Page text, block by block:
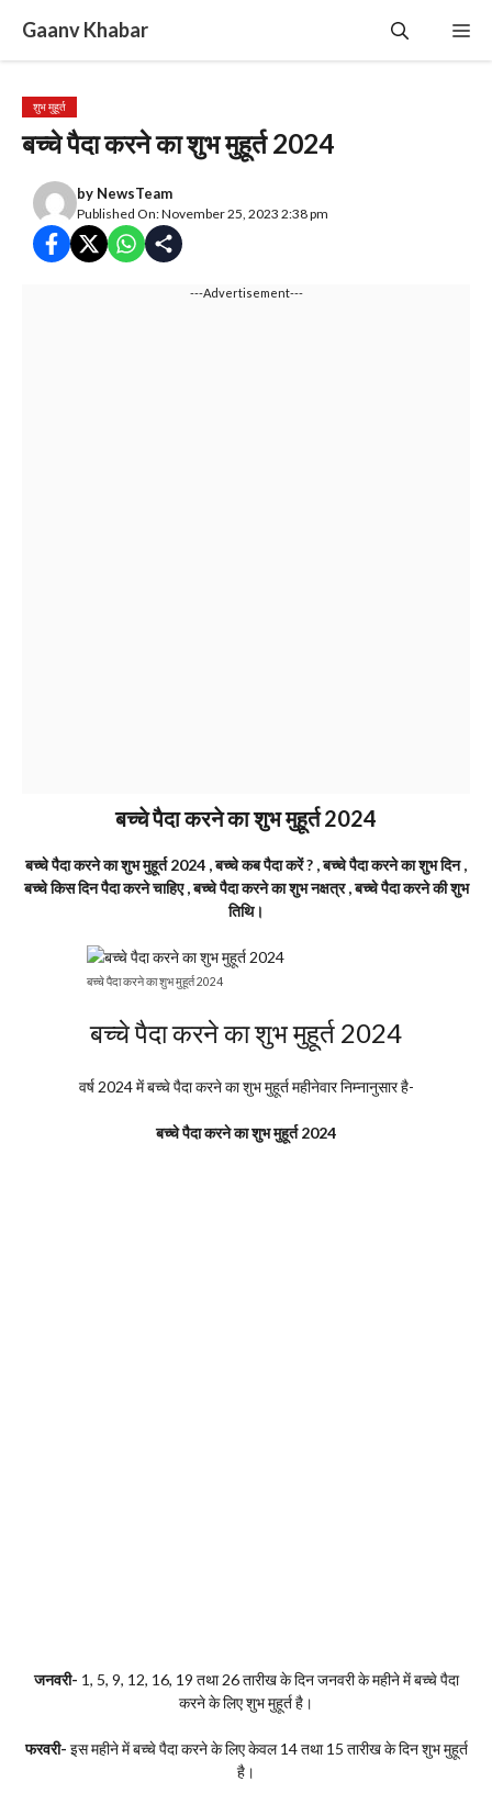
content
Gaanv Khabar
शुभ मुहूर्त
बच्चे पैदा करने का शुभ मुहूर्त 2024
by NewsTeam
Published On: November 25, 2023 2:38 pm
---Advertisement---
बच्चे पैदा करने का शुभ मुहूर्त 2024
बच्चे पैदा करने का शुभ मुहूर्त 2024 , बच्चे कब पैदा करें ? , बच्चे पैदा करने का शुभ दिन ,
बच्चे किस दिन पैदा करने चाहिए , बच्चे पैदा करने का शुभ नक्षत्र , बच्चे पैदा करने की शुभ
तिथि।
बच्चे पैदा करने का शुभ मुहूर्त 2024
बच्चे पैदा करने का शुभ मुहूर्त 2024
वर्ष 2024 में बच्चे पैदा करने का शुभ मुहूर्त महीनेवार निम्नानुसार है-
बच्चे पैदा करने का शुभ मुहूर्त 2024
जनवरी- 1, 5, 9, 12, 16, 19 तथा 26 तारीख के दिन जनवरी के महीने में बच्चे पैदा
करने के लिए शुभ मुहूर्त है।
फरवरी- इस महीने में बच्चे पैदा करने के लिए केवल 14 तथा 15 तारीख के दिन शुभ मुहूर्त
है।